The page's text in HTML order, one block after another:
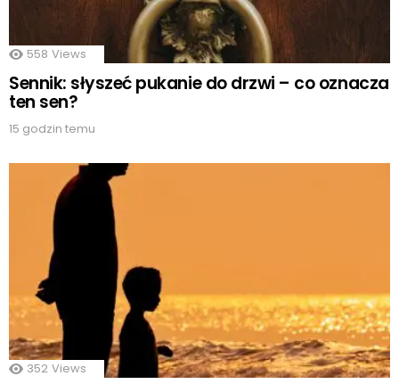
558 Views
Sennik: słyszeć pukanie do drzwi – co oznacza
ten sen?
15 godzin temu
352 Views